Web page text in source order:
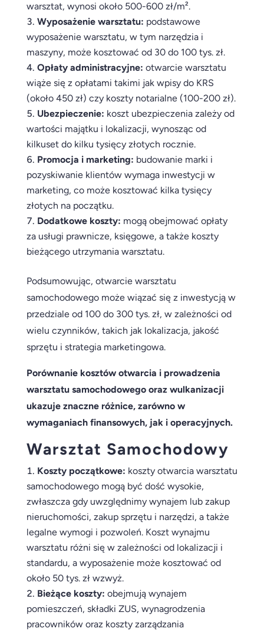
warsztat, wynosi około 500-600 zł/m².
Wyposażenie warsztatu: podstawowe
wyposażenie warsztatu, w tym narzędzia i
maszyny, może kosztować od 30 do 100 tys. zł.
Opłaty administracyjne: otwarcie warsztatu
wiąże się z opłatami takimi jak wpisy do KRS
(około 450 zł) czy koszty notarialne (100-200 zł).
Ubezpieczenie: koszt ubezpieczenia zależy od
wartości majątku i lokalizacji, wynosząc od
kilkuset do kilku tysięcy złotych rocznie.
Promocja i marketing: budowanie marki i
pozyskiwanie klientów wymaga inwestycji w
marketing, co może kosztować kilka tysięcy
złotych na początku.
Dodatkowe koszty: mogą obejmować opłaty
za usługi prawnicze, księgowe, a także koszty
bieżącego utrzymania warsztatu.
Podsumowując, otwarcie warsztatu
samochodowego może wiązać się z inwestycją w
przedziale od 100 do 300 tys. zł, w zależności od
wielu czynników, takich jak lokalizacja, jakość
sprzętu i strategia marketingowa.
Porównanie kosztów otwarcia i prowadzenia
warsztatu samochodowego oraz wulkanizacji
ukazuje znaczne różnice, zarówno w
wymaganiach finansowych, jak i operacyjnych.
Warsztat Samochodowy
Koszty początkowe: koszty otwarcia warsztatu
samochodowego mogą być dość wysokie,
zwłaszcza gdy uwzględnimy wynajem lub zakup
nieruchomości, zakup sprzętu i narzędzi, a także
legalne wymogi i pozwoleń. Koszt wynajmu
warsztatu różni się w zależności od lokalizacji i
standardu, a wyposażenie może kosztować od
około 50 tys. zł wzwyż.
Bieżące koszty: obejmują wynajem
pomieszczeń, składki ZUS, wynagrodzenia
pracowników oraz koszty zarządzania